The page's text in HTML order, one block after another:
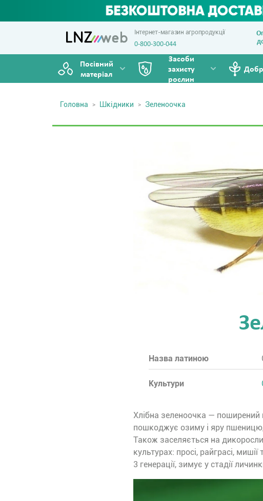
Інтернет-магазин агропродукції
0-800-300-044
Посівний
матеріал
Засоби
захисту
рослин
Головна Шкідники Зеленоочка
Назва латиною
Культури
Хлібна зеленоочка — поширений
пошкоджує озиму і яру
Також заселяється на
культурах: просі, райграсі,
3 генерації, зимує у стадії